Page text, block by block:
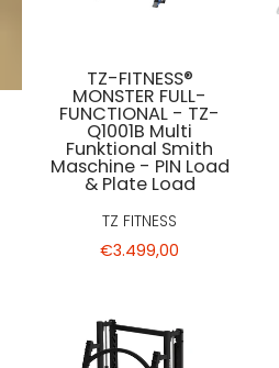
TZ-FITNESS®
MONSTER FULL-
FUNCTIONAL - TZ-
Q1001B Multi
Funktional Smith
Maschine - PIN Load
& Plate Load
TZ FITNESS
€3.499,00